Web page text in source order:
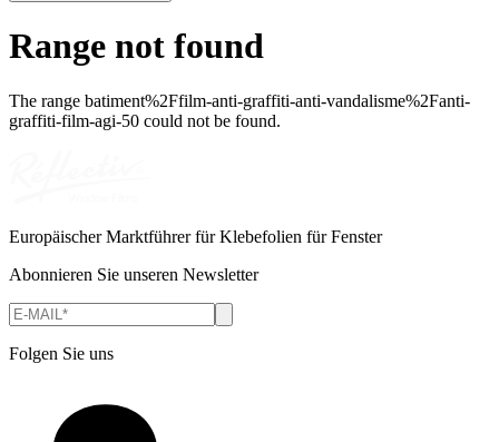
Range not found
The range batiment%2Ffilm-anti-graffiti-anti-vandalisme%2Fanti-
graffiti-film-agi-50 could not be found.
Europäischer Marktführer für Klebefolien für Fenster
Abonnieren Sie unseren Newsletter
Folgen Sie uns